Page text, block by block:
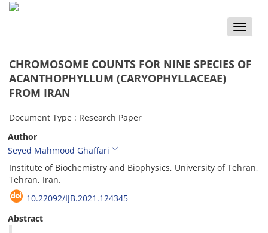
Toggle
CHROMOSOME COUNTS FOR NINE SPECIES OF
ACANTHOPHYLLUM (CARYOPHYLLACEAE)
FROM IRAN
Document Type : Research Paper
Author
Seyed Mahmood Ghaffari
Institute of Biochemistry and Biophysics, University of Tehran,
Tehran, Iran.
10.22092/IJB.2021.124345
Abstract